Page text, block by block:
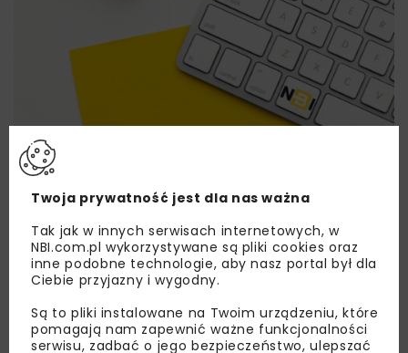
Lubisz wiedzieć więcej?
Zapisz się do newslettera aby otrzymywać od
nas najlepsze informacje branżowe,
zaproszenia na wydarzenia, atrakcyjne oferty i
dedykowane akcje specjalne.
Twoja prywatność jest dla nas ważna
Tak jak w innych serwisach internetowych, w
NBI.com.pl wykorzystywane są pliki cookies oraz
inne podobne technologie, aby nasz portal był dla
Ciebie przyjazny i wygodny.
Są to pliki instalowane na Twoim urządzeniu, które
pomagają nam zapewnić ważne funkcjonalności
serwisu, zadbać o jego bezpieczeństwo, ulepszać